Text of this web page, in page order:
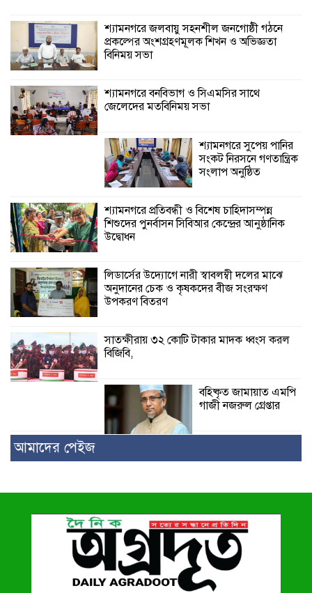
শ্যামনগরে প্রতিবন্ধী ও বিশেষ চাহিদাসম্পন্ন
উপকরণ বিতরণ
শ্যামনগরে জলবায়ু সহনশীল জনগোষ্ঠী গঠনে
প্রকল্পের অংশগ্রহণমূলক শিখন ও অভিজ্ঞতা
বিনিময় সভা
শ্যামনগরে বনবিভাগ ও সিএমসির সাথে
জেলেদের মতবিনিময় সভা
শ্যামনগরে সুপেয় পানির
সংকট নিরসনে গণতান্ত্রিক
সংলাপ অনুষ্ঠিত
শ্যামনগরে প্রতিবন্ধী ও বিশেষ চাহিদাসম্পন্ন
শিশুদের পুনর্বাসন সিবিআর কেন্দ্রের আনুষ্ঠানিক
উদ্বোধন
লিডার্সের উদ্যোগে নারী স্বাবলম্বী দলের মাঝে
অনুদানের চেক ও কৃষকদের বীজ সংরক্ষণ
উপকরণ বিতরণ
সাতক্ষীরায় ৩২ কোটি টাকার মাদক ধ্বংস করল
বিজিবি,
বহিষ্কৃত জামায়াত এমপি
গাজী নজরুল গ্রেপ্তার
আমাদের পেইজ